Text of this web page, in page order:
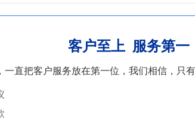
客户至上 服务第一
直把客户服务放在第一位，我们相信，只